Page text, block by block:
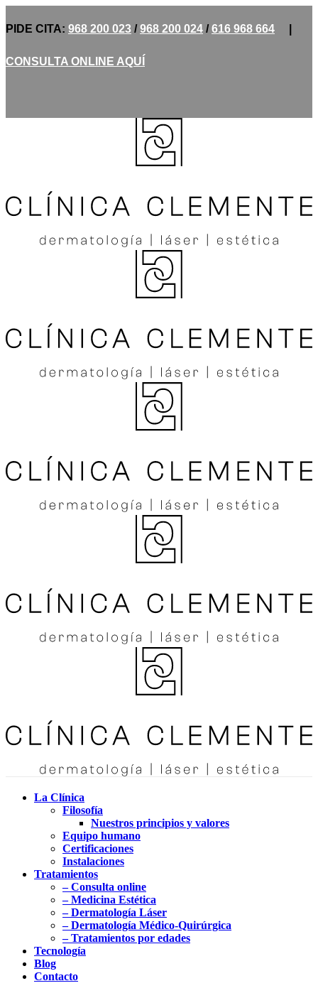
PIDE CITA: 968 200 023 /968 200 024 /616 968 664
CONSULTA ONLINE AQUÍ
La Clínica
Filosofía
Nuestros principios y valores
Equipo humano
Certificaciones
Instalaciones
Tratamientos
– Consulta online
– Medicina Estética
– Dermatología Láser
– Dermatología Médico-Quirúrgica
– Tratamientos por edades
Tecnología
Blog
Contacto